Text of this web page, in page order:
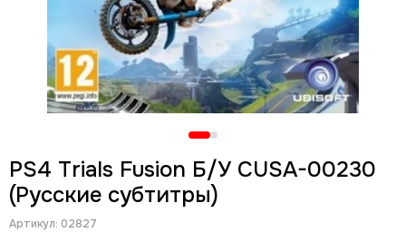
PS4 Trials Fusion Б/У CUSA-00230
(Русские субтитры)
Артикул: 02827